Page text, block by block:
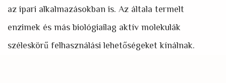
az ipari alkalmazásokban is. Az általa termelt
enzimek és más biológiailag aktív molekulák
széleskörű felhasználási lehetőségeket kínálnak.